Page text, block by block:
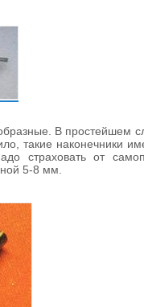
В простейшем
такие наконечники
страховать от
5-8 мм.